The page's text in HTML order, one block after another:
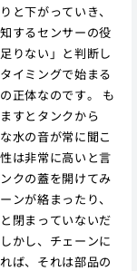
と下がっていき、
するセンサーの役
りない」と判断し
イミングで始まる
正体なのです。 も
すとタンクから
水の音が常に聞こ
は非常に高いと言
クの蓋を開けてみ
ンが絡まったり、
閉まっていないだ
かし、チェーンに
ば、それは部品の